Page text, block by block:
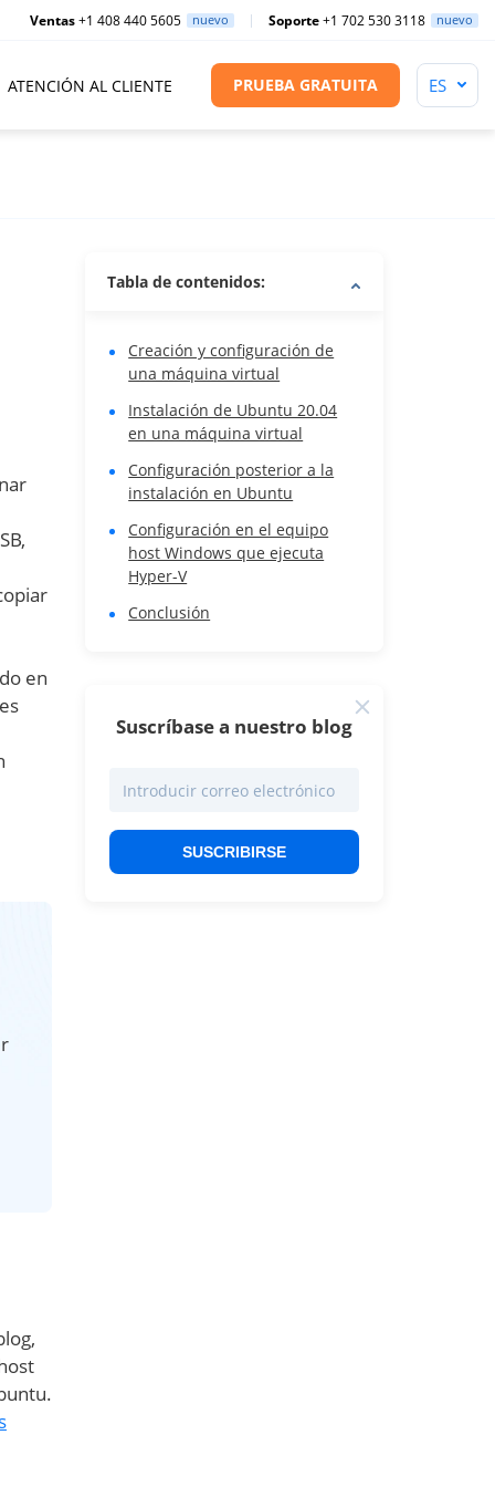
Ventas+1 408 440 5605 nuevo Soporte+1 702 530 3118 nuevo
ATENCIÓN AL CLIENTE PRUEBA GRATUITA
en
Tabla de contenidos:
Creación y configuración de
una máquina virtual
Instalación de Ubuntu 20.04
en una máquina virtual
Configuración posterior a la
instalación en Ubuntu
Configuración en el equipo
host Windows que ejecuta
Hyper-V
Conclusión
Suscríbase a nuestro blog
SUSCRIBIRSE